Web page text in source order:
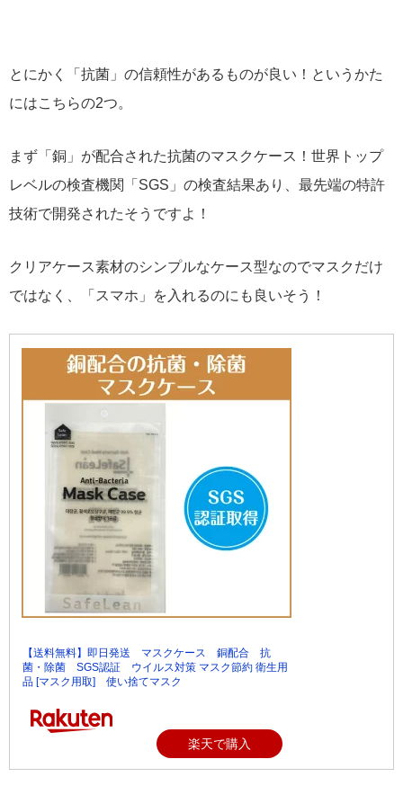
とにかく「抗菌」の信頼性があるものが良い！というかた
にはこちらの2つ。
まず「銅」が配合された抗菌のマスクケース！世界トップ
レベルの検査機関「SGS」の検査結果あり、最先端の特許
技術で開発されたそうですよ！
クリアケース素材のシンプルなケース型なのでマスクだけ
ではなく、「スマホ」を入れるのにも良いそう！
【送料無料】即日発送 マスクケース 銅配合 抗
菌・除菌 SGS認証 ウイルス対策 マスク節約 衛生用
品 [マスク用取] 使い捨てマスク
楽天で購入